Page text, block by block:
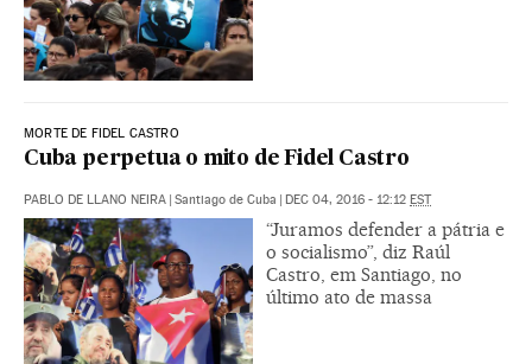
MORTE DE FIDEL CASTRO
Cuba perpetua o mito de Fidel Castro
PABLO DE LLANO NEIRA | Santiago de Cuba | DEC 04, 2016 - 12:12 EST
“Juramos defender a pátria e
o socialismo”, diz Raúl
Castro, em Santiago, no
último ato de massa